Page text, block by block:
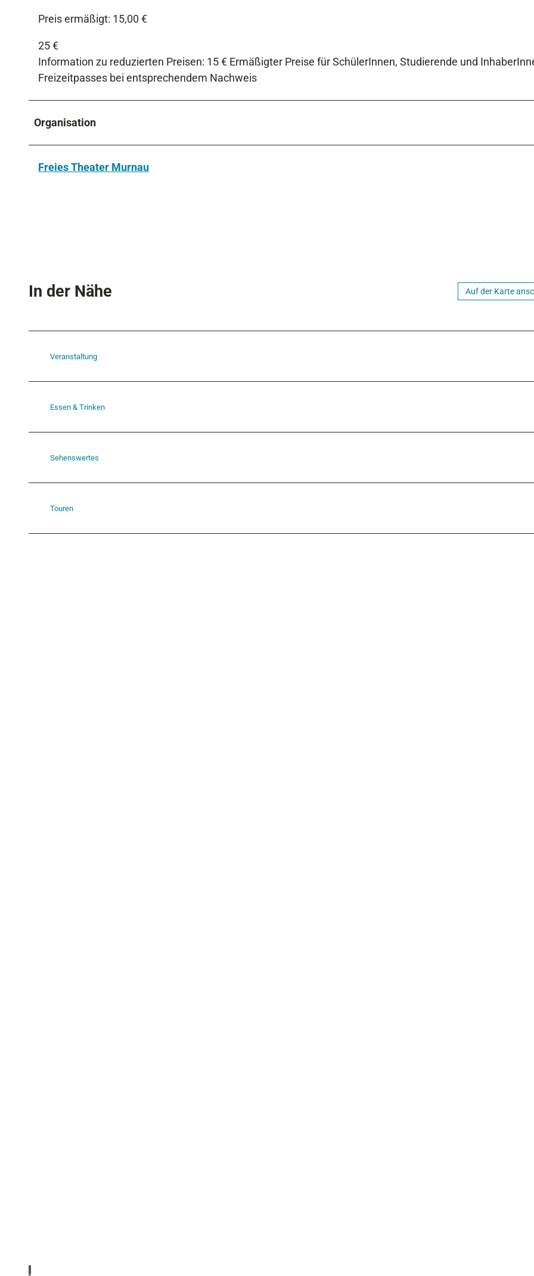
Preis ermäßigt: 15,00 €
25 €
Information zu reduzierten Preisen: 15 € Ermäßigter Preise für SchülerInnen, Studierende und
Freizeitpasses bei entsprechendem Nachweis
Organisation
Freies Theater Murnau
In der Nähe Auf der Karte
Veranstaltung
Essen & Trinken
Sehenswertes
Touren